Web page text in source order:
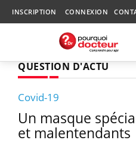
INSCRIPTION CONNEXION
QUESTION D'ACTU
Covid-19
Un masque
et malentendants